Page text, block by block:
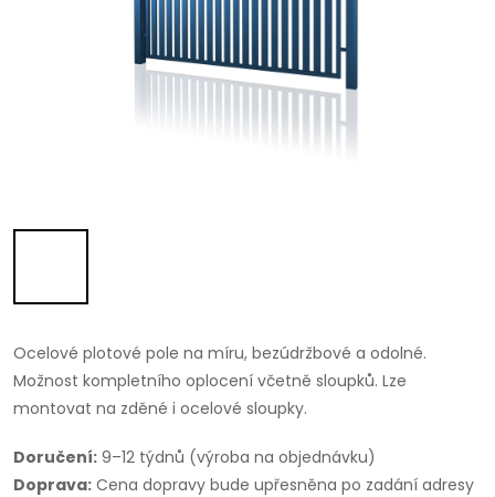
Ocelové plotové pole na míru, bezúdržbové a odolné.
Možnost kompletního oplocení včetně sloupků. Lze
montovat na zděné i ocelové sloupky.
Doručení: 9–12 týdnů (výroba na objednávku)
Doprava: Cena dopravy bude upřesněna po zadání adresy